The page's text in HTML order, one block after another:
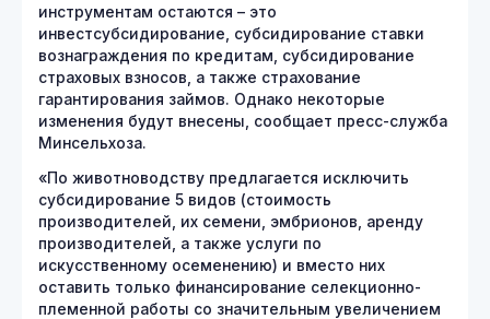
инструментам остаются – это
инвестсубсидирование, субсидирование ставки
вознаграждения по кредитам, субсидирование
страховых взносов, а также страхование
гарантирования займов. Однако некоторые
изменения будут внесены, сообщает пресс-служба
Минсельхоза.
«По животноводству предлагается исключить
субсидирование 5 видов (стоимость
производителей, их семени, эмбрионов, аренду
производителей, а также услуги по
искусственному осеменению) и вместо них
оставить только финансирование селекционно-
племенной работы со значительным увеличением